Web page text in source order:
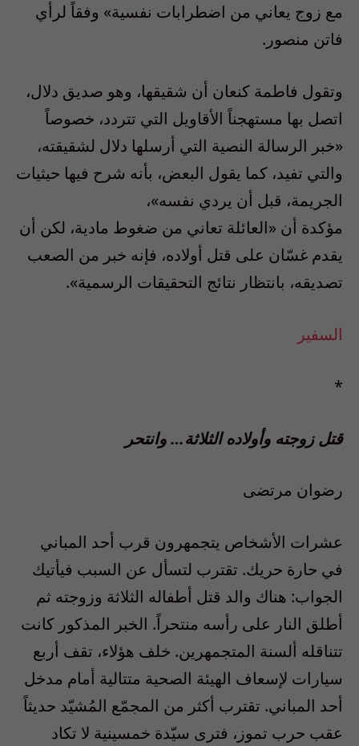
مع زوج يعاني من اضطرابات نفسية» وفقاً لرأي
فاتن منصور.
وتقول فاطمة كنعان أن شقيقها، وهو صديق دلال،
اتصل بها مستهجناً الأقاويل التي تتردد، خصوصاً
«خبر الرسالة النصية التي أرسلها دلال لشقيقته،
والتي تفيد، كما يقول البعض، بأنه شرح فيها حيثيات
الجريمة، قبل أن يردي نفسه»،
مؤكدة أن «العائلة تعاني من ضغوط مادية، لكن أن
يقدم غسّان على قتل أولاده، فإنه خبر من الصعب
تصديقه، بانتظار نتائج التحقيقات الرسمية».
السفير
*
قتل زوجته وأولاده الثلاثة… وانتحر
رضوان مرتضى
عشرات الأشخاص يتجمهرون قرب أحد المباني
في حارة حريك. تقترب لتسأل عن السبب فيأتيك
الجواب: هناك والد قتل أطفاله الثلاثة وزوجته ثم
أطلق النار على رأسه منتحراً. الخبر المذكور كانت
تتناقله ألسنة المتجمهرين. خلف هؤلاء، تقف أربع
سيارات لإسعاف الهيئة الصحية متتالية أمام مدخل
أحد المباني. تقترب أكثر من المجمّع المُشيّد حديثاً
عقب حرب تموز، فترى سيّدة خمسينية لا تكاد